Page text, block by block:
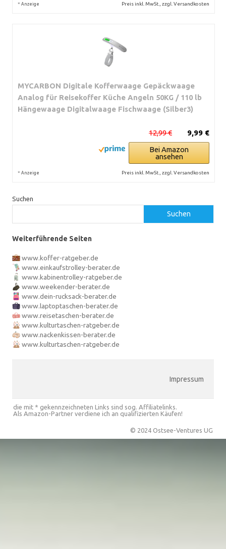
* Anzeige Preis inkl. MwSt., zzgl. Versandkosten
MYCARBON Digitale Kofferwaage Gepäckwaage
Analog für Reisekoffer Küche Angeln 50KG / 110 lb
Hängewaage Digitalwaage Fischwaage (Silber3)
9,99 €
12,99 €
Bei Amazon
ansehen
* Anzeige Preis inkl. MwSt., zzgl. Versandkosten
Suchen
Suchen
Weiterführende Seiten
www.koffer-ratgeber.de
www.einkaufstrolley-berater.de
www.kabinentrolley-ratgeber.de
www.weekender-berater.de
www.dein-rucksack-berater.de
www.laptoptaschen-berater.de
www.reisetaschen-berater.de
www.kulturtaschen-ratgeber.de
www.nackenkissen-berater.de
www.kulturtaschen-ratgeber.de
Impressum
die mit * gekennzeichneten Links sind sog. Affiliatelinks.
Als Amazon-Partner verdiene ich an qualifizierten Käufen!
© 2024 Ostsee-Ventures UG